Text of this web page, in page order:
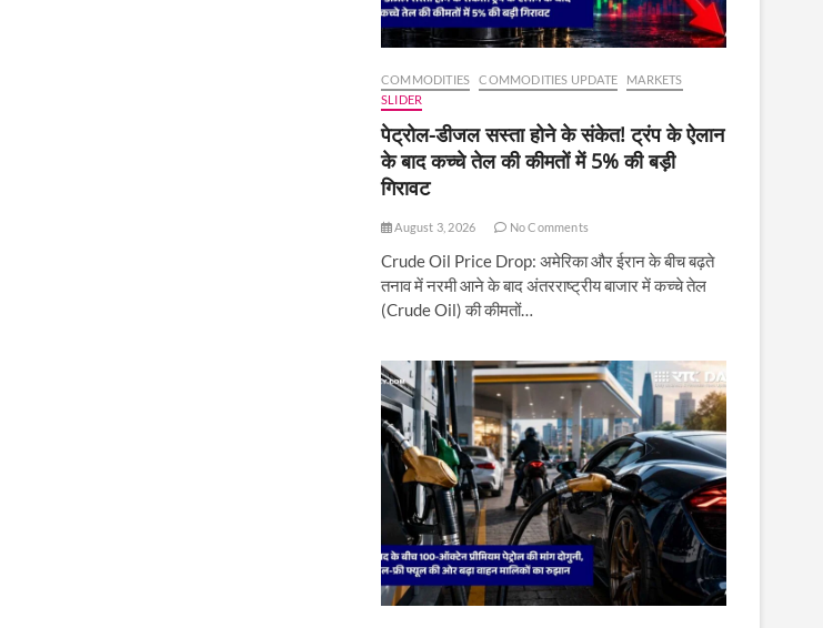
COMMODITIES COMMODITIES UPDATE
MARKETS
SLIDER
पेट्रोल-डीजल सस्ता होने के संकेत! ट्रंप के ऐलान
के बाद कच्चे तेल की कीमतों में 5% की बड़ी
गिरावट
August 3, 2026 No Comments
Crude Oil Price Drop: अमेरिका और ईरान के बीच बढ़ते
तनाव में नरमी आने के बाद अंतरराष्ट्रीय बाजार में कच्चे तेल
(Crude Oil) की कीमतों…